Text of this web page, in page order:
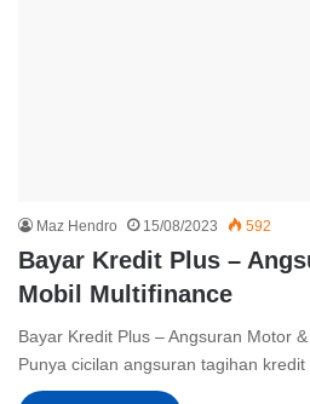
Maz Hendro 15/08/2023 592
Bayar Kredit Plus –
Mobil Multifinance
Bayar Kredit Plus – Angsuran Motor
Punya cicilan angsuran tagihan